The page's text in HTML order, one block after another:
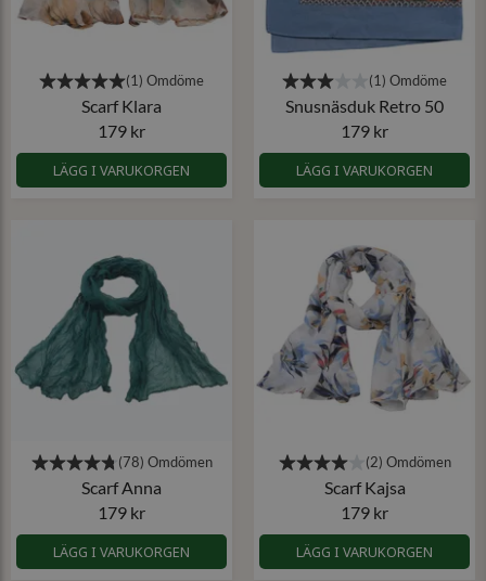
Scarf Klara
179 kr
LÄGG I VARUKORGEN
Snusnäsduk Retro 50
179 kr
LÄGG I VARUKORGEN
Scarf Anna
179 kr
LÄGG I VARUKORGEN
Scarf Kajsa
179 kr
LÄGG I VARUKORGEN